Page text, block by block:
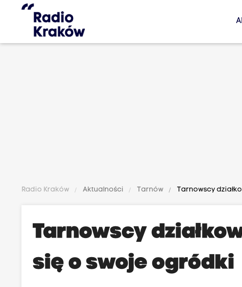
Radio Kraków Aktualności Tarnów Tarnowscy
Tarnowscy
się o swoje ogródki